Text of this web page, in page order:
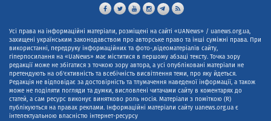
Усі права на інформаційні матеріали, розміщені на сайті «UANews» / uanews.org.ua,
захищені українським законодавством про авторське право та інші суміжні права. При
використанні, передруку інформаційних та фото-,відеоматеріалів сайту,
гіперпосилання на «UaNews» має міститися в першому абзаці тексту. Точка зору
редакції може не збігатися з точкою зору автора, а усі опубліковані матеріали не
претендують на об'єктивність та всебічність висвітлення теми, про яку йдеться.
Редакція не відповідає за достовірність та тлумачення наведеної інформації, а також
може не поділяти погляди та думки, висловлені читачами сайту в коментарях до
статей, а сам ресурс виконує винятково роль носія. Матеріали з поміткою (R)
публікуються на правах реклами. Інформаційні матеріали сайту uanews.org.ua є
інтелектуальною власністю інтернет-ресурсу